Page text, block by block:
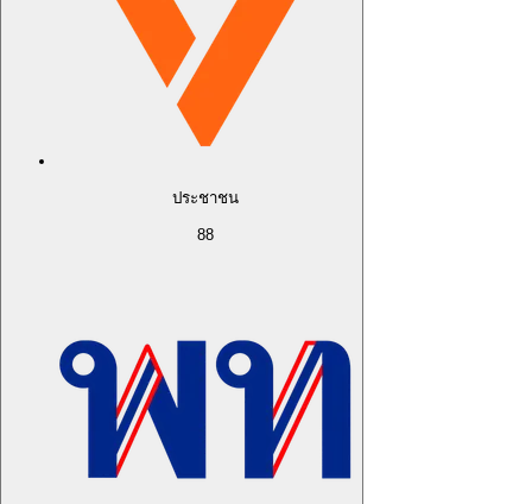
ประชาชน
88